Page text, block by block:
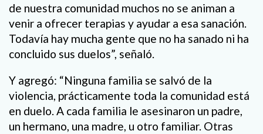
de nuestra comunidad muchos no se animan a
venir a ofrecer terapias y ayudar a esa sanación.
Todavía hay mucha gente que no ha sanado ni ha
concluido sus duelos”, señaló.
Y agregó: “Ninguna familia se salvó de la
violencia, prácticamente toda la comunidad está
en duelo. A cada familia le asesinaron un padre,
un hermano, una madre, u otro familiar. Otras